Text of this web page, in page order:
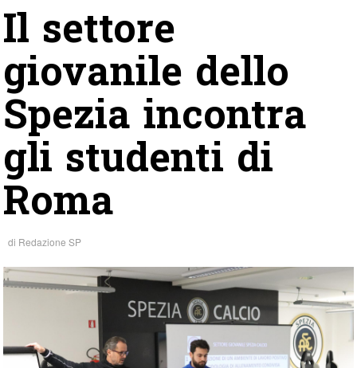
Il settore
giovanile dello
Spezia incontra
gli studenti di
Roma
di Redazione SP